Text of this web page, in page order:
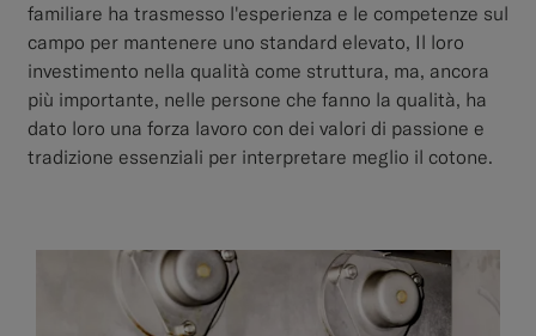
familiare ha trasmesso l'esperienza e le competenze sul
campo per mantenere uno standard elevato, Il loro
investimento nella qualità come struttura, ma, ancora
più importante, nelle persone che fanno la qualità, ha
dato loro una forza lavoro con dei valori di passione e
tradizione essenziali per interpretare meglio il cotone.